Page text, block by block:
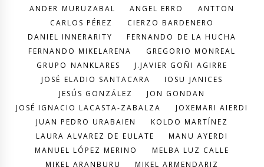
ANDER MURUZABAL
ANGEL ERRO
ANTTON
CARLOS PÉREZ
CIERZO BARDENERO
DANIEL INNERARITY
FERNANDO DE LA HUCHA
FERNANDO MIKELARENA
GREGORIO MONREAL
GRUPO NANKLARES
J.JAVIER GOÑI AGIRRE
JOSÉ ELADIO SANTACARA
IOSU JANICES
JESÚS GONZÁLEZ
JON GONDAN
JOSÉ IGNACIO LACASTA-ZABALZA
JOXEMARI AIERDI
JUAN PEDRO URABAIEN
KOLDO MARTÍNEZ
LAURA ALVAREZ DE EULATE
MANU AYERDI
MANUEL LÓPEZ MERINO
MELBA LUZ CALLE
MIKEL ARANBURU
MIKEL ARMENDARIZ